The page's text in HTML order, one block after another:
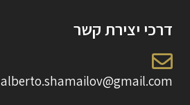
דרכי יצירת קשר
alberto.shamailov@gmail.com